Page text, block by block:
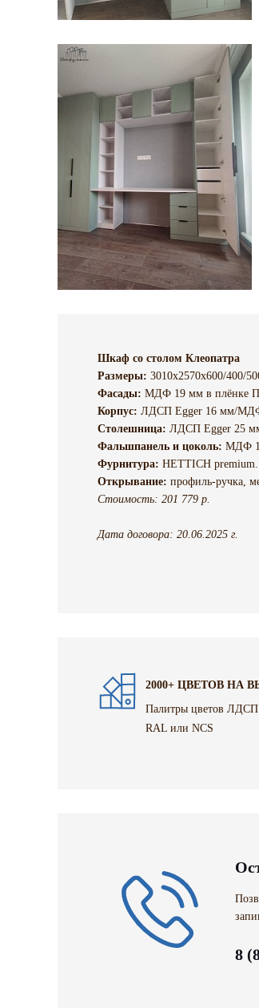
Шкаф со столом Клеопатра
Размеры: 3010х2570х600/400/
Фасады: МДФ 19 мм в плёнке
Корпус: ЛДСП Egger 16 мм/
Столешница: ЛДСП Egger 25
Фальшпанель и цоколь: МДФ
Фурнитура: HETTICH premium.
Открывание: профиль-ручка,
Стоимость: 201 779 р.
Дата договора: 20.06.2025 г.
2000+ ЦВЕТОВ НА
Палитры цветов ЛДСП
RAL или NCS
8